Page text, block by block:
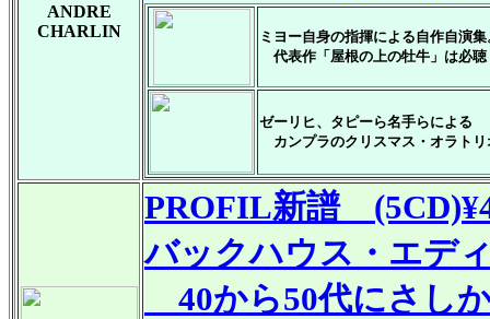
ANDRE
CHARLIN
ミヨー自身の指揮による自作自演集
代表作「屋根の上の牡牛」は必聴
ゼーリヒ、タピーら名手らによる
カンプラのクリスマス・オラトリ
PROFIL新譜
バックハウス・エデ
40から50代にさ